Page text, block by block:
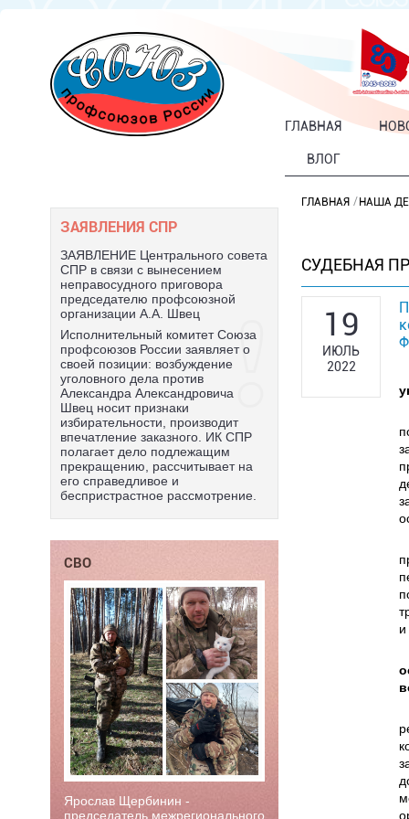
ГЛАВНАЯ
ВЛОГ
ЗАЯВЛЕНИЯ СПР
ЗАЯВЛЕНИЕ Центрального совета
СПР в связи с вынесением
неправосудного приговора
председателю профсоюзной
организации А.А. Швец
Исполнительный комитет Союза
профсоюзов России заявляет о
своей позиции: возбуждение
уголовного дела против
Александра Александровича
Швец носит признаки
избирательности, производит
впечатление заказного. ИК СПР
полагает дело подлежащим
прекращению, рассчитывает на
его справедливое и
беспристрастное рассмотрение.
СВО
Ярослав Щербинин -
председатель межрегионального
ГЛАВНАЯ НАША
СУДЕБНАЯ
19
ИЮЛЬ
2022